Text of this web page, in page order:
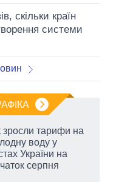
скільки країн
системи
зросли тарифи на
воду у
України на
серпня